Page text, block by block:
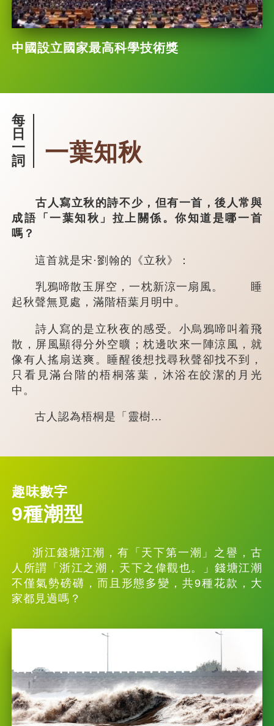
中國設立國家最高科學技術獎
每
日
一
詞
一葉知秋
古人寫立秋的詩不少，但有一首，後人常與
成語「一葉知秋」拉上關係。你知道是哪一首
嗎？
這首就是宋·劉翰的《立秋》：
乳鴉啼散玉屏空，一枕新涼一扇風。 睡
起秋聲無覓處，滿階梧葉月明中。
詩人寫的是立秋夜的感受。小烏鴉啼叫着飛
散，屏風顯得分外空曠；枕邊吹來一陣涼風，就
像有人搖扇送爽。睡醒後想找尋秋聲卻找不到，
只看見滿台階的梧桐落葉，沐浴在皎潔的月光
中。
古人認為梧桐是「靈樹...
趣味數字
9種潮型
浙江錢塘江潮，有「天下第一潮」之譽，古
人所謂「浙江之潮，天下之偉觀也。」錢塘江潮
不僅氣勢磅礴，而且形態多變，共9種花款，大
家都見過嗎？